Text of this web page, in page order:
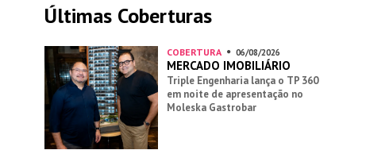
Últimas Coberturas
COBERTURA 06/08/2026
MERCADO IMOBILIÁRIO
Triple Engenharia lança o TP 360
em noite de apresentação no
Moleska Gastrobar